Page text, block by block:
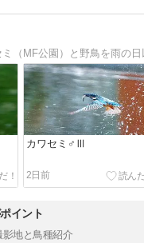
カワセミ♂Ⅲ
2日前
イント
影地と鳥種紹介